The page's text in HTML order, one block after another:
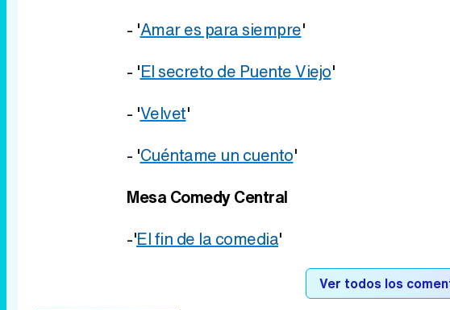
- 'Amar es para siempre'
- 'El secreto de Puente Viejo'
- 'Velvet'
- 'Cuéntame un cuento'
Mesa Comedy Central
-'El fin de la comedia'
Ver todos los